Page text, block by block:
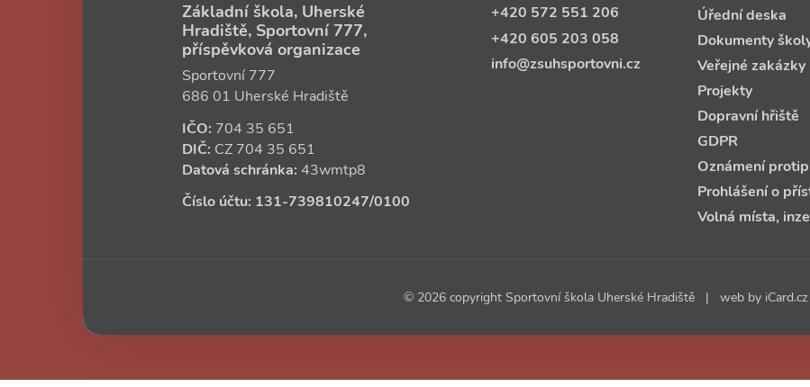
Základní škola, Uherské
Hradiště, Sportovní 777,
příspěvková organizace
Sportovní 777
686 01 Uherské Hradiště
IČO: 704 35 651
DIČ: CZ 704 35 651
Datová schránka: 43wmtp8
Číslo účtu: 131‑739810247/0100
+420 572 551 206
+420 605 203 058
info@zsuhsportovni.cz
Úřední deska
Dokumenty
Veřejné zakázky
Projekty
Dopravní hřiště
GDPR
Oznámení
Prohlášení o
Volná místa,
© 2026 copyright Sportovní škola Uherské Hradiště | web by iCard.cz